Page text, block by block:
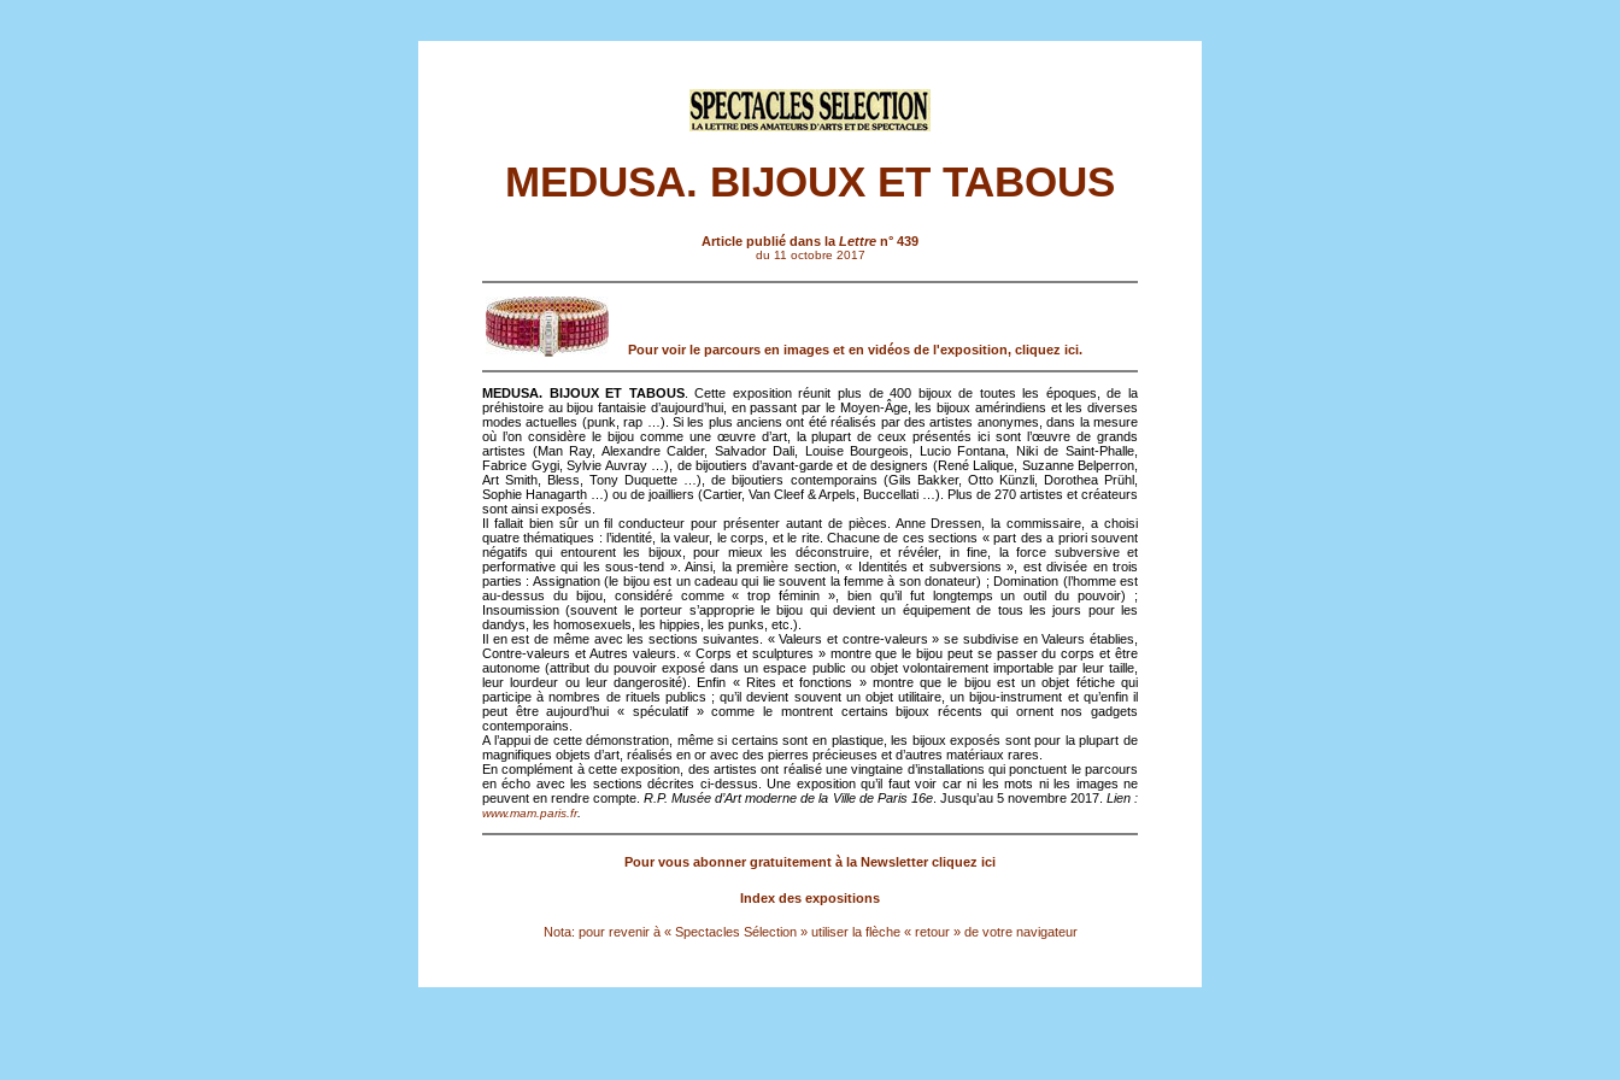
MEDUSA. BIJOUX ET TABOUS
Article publié dans laLettre n° 439
du 11 octobre 2017
Pour voir le parcours en images et en vidéos de l'exposition, cliquez ici.
MEDUSA. BIJOUX ET TABOUS. Cette exposition réunit plus de 400 bijoux de toutes les époques, de la
préhistoire au bijou fantaisie d’aujourd’hui, en passant par le Moyen-Âge, les bijoux amérindiens et les diverses
modes actuelles (punk, rap …). Si les plus anciens ont été réalisés par des artistes anonymes, dans la mesure
où l’on considère le bijou comme une œuvre d’art, la plupart de ceux présentés ici sont l’œuvre de grands
artistes (Man Ray, Alexandre Calder, Salvador Dali, Louise Bourgeois, Lucio Fontana, Niki de Saint-Phalle,
Fabrice Gygi, Sylvie Auvray …), de bijoutiers d’avant-garde et de designers (René Lalique, Suzanne Belperron,
Art Smith, Bless, Tony Duquette …), de bijoutiers contemporains (Gils Bakker, Otto Künzli, Dorothea Prühl,
Sophie Hanagarth …) ou de joailliers (Cartier, Van Cleef & Arpels, Buccellati …). Plus de 270 artistes et créateurs
sont ainsi exposés.
Il fallait bien sûr un fil conducteur pour présenter autant de pièces. Anne Dressen, la commissaire, a choisi
quatre thématiques : l’identité, la valeur, le corps, et le rite. Chacune de ces sections « part des a priori souvent
négatifs qui entourent les bijoux, pour mieux les déconstruire, et révéler, in fine, la force subversive et
performative qui les sous-tend ». Ainsi, la première section, « Identités et subversions », est divisée en trois
parties : Assignation (le bijou est un cadeau qui lie souvent la femme à son donateur) ; Domination (l’homme est
au-dessus du bijou, considéré comme « trop féminin », bien qu’il fut longtemps un outil du pouvoir) ;
Insoumission (souvent le porteur s’approprie le bijou qui devient un équipement de tous les jours pour les
dandys, les homosexuels, les hippies, les punks, etc.).
Il en est de même avec les sections suivantes. « Valeurs et contre-valeurs » se subdivise en Valeurs établies,
Contre-valeurs et Autres valeurs. « Corps et sculptures » montre que le bijou peut se passer du corps et être
autonome (attribut du pouvoir exposé dans un espace public ou objet volontairement importable par leur taille,
leur lourdeur ou leur dangerosité). Enfin « Rites et fonctions » montre que le bijou est un objet fétiche qui
participe à nombres de rituels publics ; qu’il devient souvent un objet utilitaire, un bijou-instrument et qu’enfin il
peut être aujourd’hui « spéculatif » comme le montrent certains bijoux récents qui ornent nos gadgets
contemporains.
A l’appui de cette démonstration, même si certains sont en plastique, les bijoux exposés sont pour la plupart de
magnifiques objets d’art, réalisés en or avec des pierres précieuses et d’autres matériaux rares.
En complément à cette exposition, des artistes ont réalisé une vingtaine d’installations qui ponctuent le parcours
en écho avec les sections décrites ci-dessus. Une exposition qu’il faut voir car ni les mots ni les images ne
peuvent en rendre compte.R.P. Musée d’Art moderne de la Ville de Paris 16e. Jusqu’au 5 novembre 2017. Lien :
www.mam.paris.fr.
Pour vous abonner gratuitement à la Newsletter cliquez ici
Index des expositions
Nota: pour revenir à « Spectacles Sélection » utiliser la flèche « retour » de votre navigateur